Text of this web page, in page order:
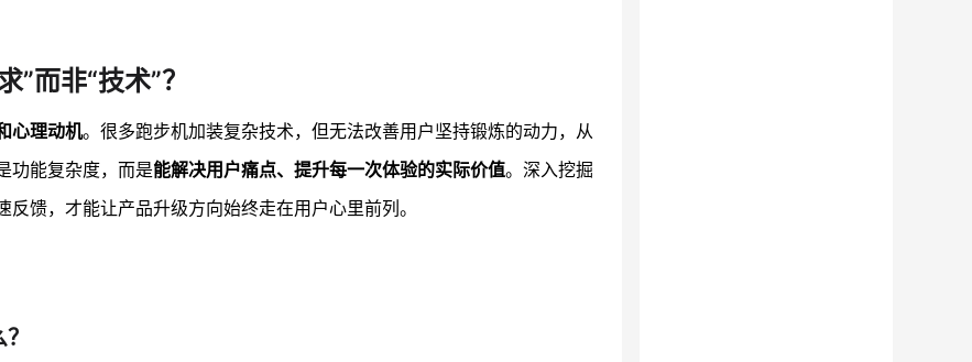
而非“技术”？
心理动机。很多跑步机加装复杂技术，但无法改善用户坚持锻炼的动力，从
功能复杂度，而是能解决用户痛点、提升每一次体验的实际价值。深入挖掘
馈，才能让产品升级方向始终走在用户心里前列。